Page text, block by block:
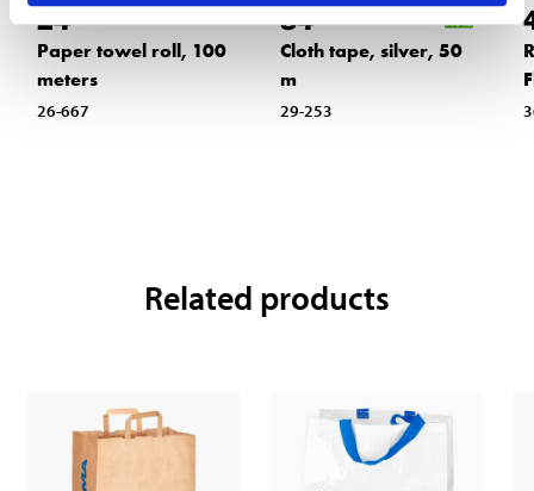
24
Paper towel roll, 100
meters
26-667
84
Cloth tape, silver, 50
m
29-253
Related products